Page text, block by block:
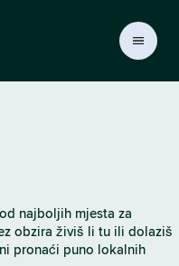
najboljih mjesta za
obzira živiš li tu ili dolaziš
pronaći puno lokalnih